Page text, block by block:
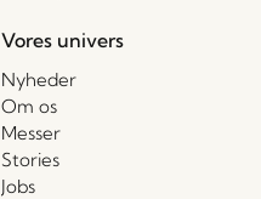
Vores univers
Nyheder
Om os
Messer
Stories
Jobs